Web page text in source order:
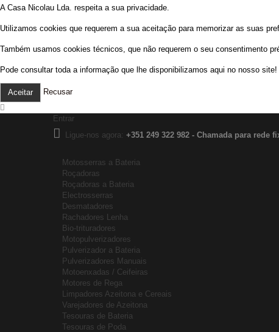
A Casa Nicolau Lda. respeita a sua privacidade.
Utilizamos cookies que requerem a sua aceitação para memorizar as suas
Também usamos cookies técnicos, que não requerem o seu consentimento
Pode consultar toda a informação que lhe disponibilizamos aqui no nosso site!
Aceitar Recusar
Entrar
Ligue-nos agora: +351 249 322 982 - Chamada para rede
Motosserras a Bateria
Roçadoras
Roçadoras a Bateria
Electrosserras
Desmatadores
Rachadores Lenha
Bio-trituradores
Motopulverizadores
Pulverizador a Bateria
Pulverizadores Manuais
Motoenxadas / Ceifeiras
Motores de Rega
Limpadores Azeitona e Cereais
Varejadores de Azeitona
Tesouras de Bateria
Tesouras de Poda